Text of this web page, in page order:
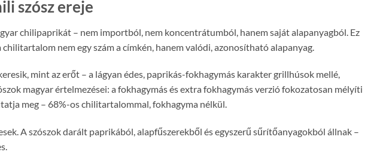
szósz ereje
chilipaprikát – nem importból, nem koncentrátumból, hanem saját alapanyagból. Ez
nem egy szám a címkén, hanem valódi, azonosítható alapanyag.
mint az erőt – a lágyan édes, paprikás-fokhagymás karakter grillhúsok mellé,
magyar értelmezései: a fokhagymás és extra fokhagymás verzió fokozatosan mélyíti
meg – 68%-os chilitartalommal, fokhagyma nélkül.
A szószok darált paprikából, alapfűszerekből és egyszerű sűrítőanyagokból állnak –